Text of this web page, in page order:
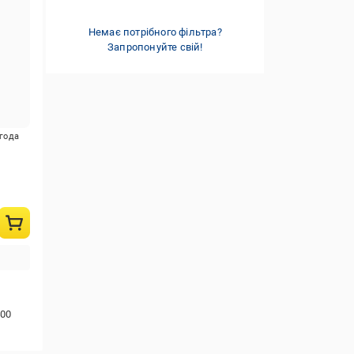
56-61 см(6)
Немає потрібного фільтра?
Запропонуйте свій!